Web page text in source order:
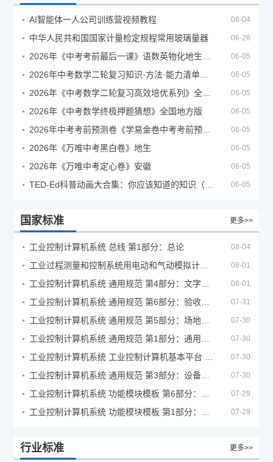
AI智能体一人公司训练营视频教程 08-04
中华人民共和国国家计量检定规程常用玻璃量器 06-26
06-05
06-05
06-05
2026年《中考数学终极押题猜想》全国地方版 06-05
06-05
2026年《万唯中考黑白卷》地生 06-05
2026年《万唯中考定心卷》安徽 06-05
06-05
国家标准 更多>>
工业控制计算机系统 总线 第1部分：总论 08-04
08-01
08-01
07-31
07-30
07-30
07-30
07-30
07-29
07-29
行业标准 更多>>